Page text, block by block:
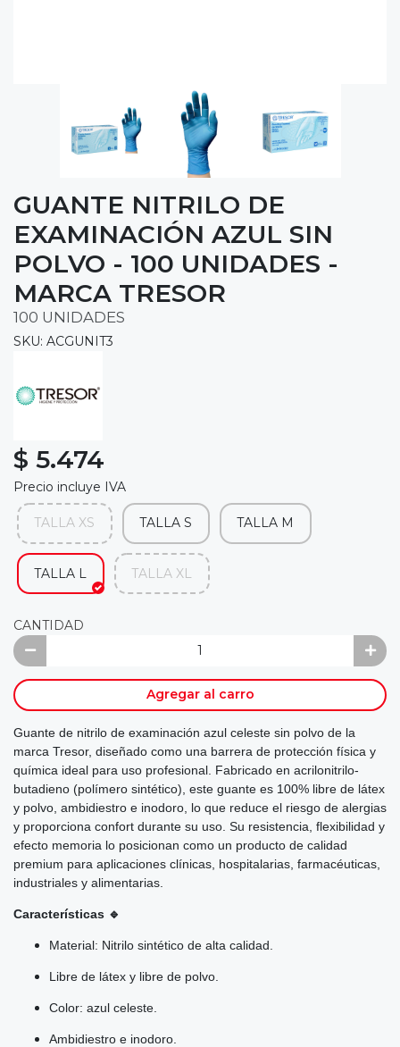
GUANTE NITRILO DE
EXAMINACIÓN AZUL SIN
POLVO - 100 UNIDADES -
MARCA TRESOR
100 UNIDADES
SKU: ACGUNIT3
$ 5.474
Precio incluye IVA
TALLA XS TALLA S TALLA M
TALLA L TALLA XL
CANTIDAD
Agregar al carro
Guante de nitrilo de examinación azul celeste sin polvo de la
marca Tresor, diseñado como una barrera de protección física y
química ideal para uso profesional. Fabricado en acrilonitrilo-
butadieno (polímero sintético), este guante es 100% libre de látex
y polvo, ambidiestro e inodoro, lo que reduce el riesgo de alergias
y proporciona confort durante su uso. Su resistencia, flexibilidad y
efecto memoria lo posicionan como un producto de calidad
premium para aplicaciones clínicas, hospitalarias, farmacéuticas,
industriales y alimentarias.
Características 🔹
Material: Nitrilo sintético de alta calidad.
Libre de látex y libre de polvo.
Color: azul celeste.
Ambidiestro e inodoro.